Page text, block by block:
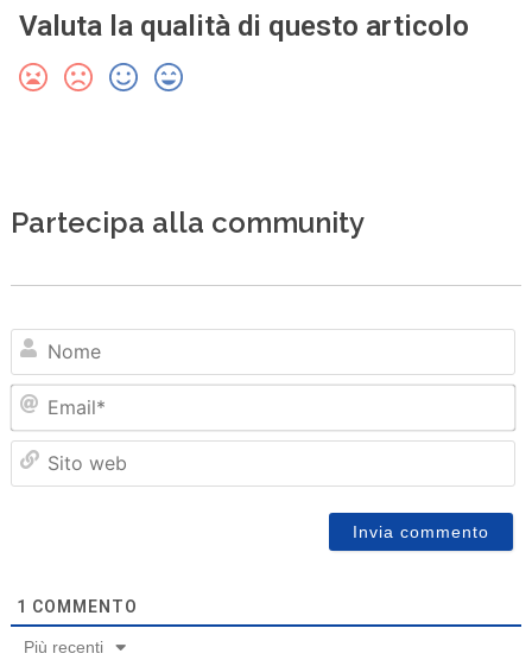
Valuta la qualità di questo articolo
Partecipa alla community
1 COMMENTO
Più recenti